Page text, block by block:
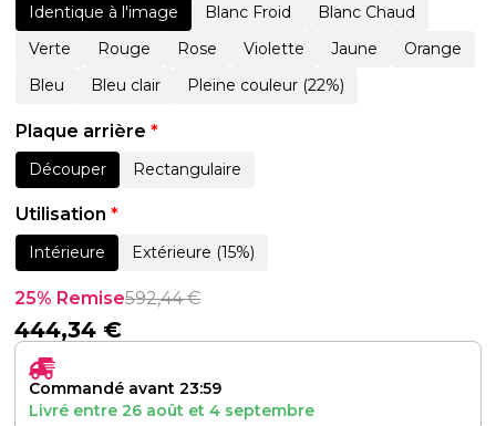
Identique à l'image Blanc Froid
Blanc Chaud
Verte
Rouge Rose Violette Jaune
Orange
Bleu
Bleu clair Pleine couleur (22%)
Plaque arrière *
Découper Rectangulaire
Utilisation *
Intérieure Extérieure (15%)
25% Remise592,44€
444,34 €
Commandé avant 23:59
Livré entre 26 août et 4 septembre